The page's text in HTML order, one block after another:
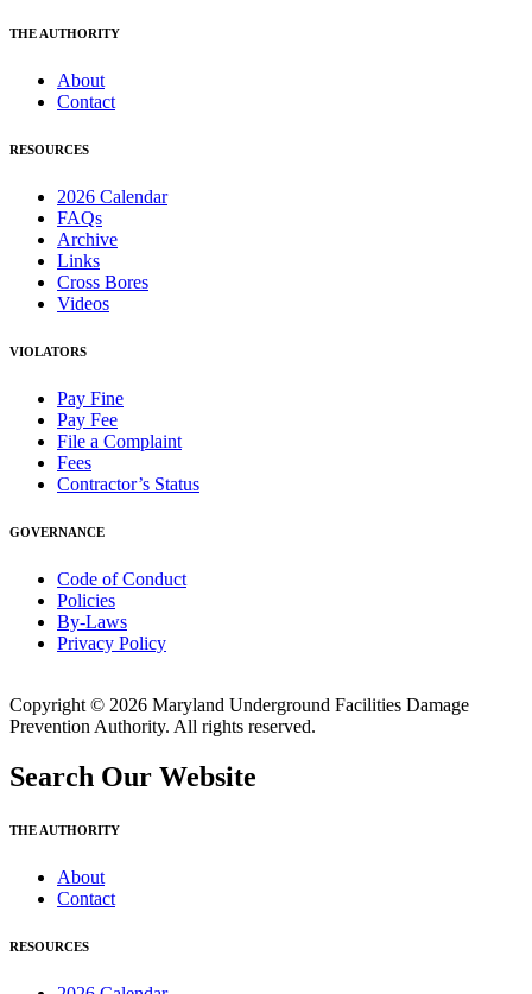
THE AUTHORITY
About
Contact
RESOURCES
2026 Calendar
FAQs
Archive
Links
Cross Bores
Videos
VIOLATORS
Pay Fine
Pay Fee
File a Complaint
Fees
Contractor’s Status
GOVERNANCE
Code of Conduct
Policies
By-Laws
Privacy Policy
Copyright © 2026 Maryland Underground Facilities Damage
Prevention Authority. All rights reserved.
Search Our Website
THE AUTHORITY
About
Contact
RESOURCES